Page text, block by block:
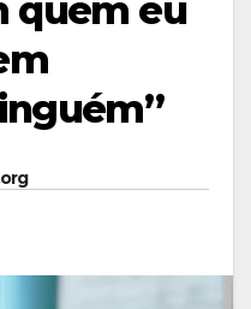
quem eu